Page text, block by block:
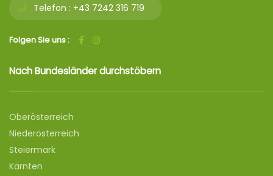
Telefon : +43 7242 316 719
Folgen Sie uns :
Nach Bundesländer durchstöbern
Oberösterreich
Niederösterreich
Steiermark
Kärnten